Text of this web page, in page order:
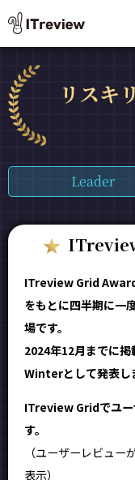
リスキ
Leader
ITreview Grid
をもとに四半期に一
場です。
2024年12月までに
Winterとして発表し
ITreview Gridでユー
す。
（ユーザーレビュ
表示）